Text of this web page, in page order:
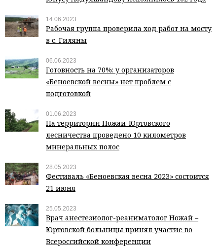
14.06.2023
Рабочая группа проверила ход работ на мосту
в с. Гиляны
06.06.2023
Готовность на 70%: у организаторов
«Беноевской весны» нет проблем с
подготовкой
01.06.2023
На территории Ножай-Юртовского
лесничества проведено 10 километров
минеральных полос
28.05.2023
Фестиваль «Беноевская весна 2023» состоится
21 июня
25.05.2023
Врач анестезиолог-реаниматолог Ножай –
Юртовской больницы принял участие во
Всероссийской конференции